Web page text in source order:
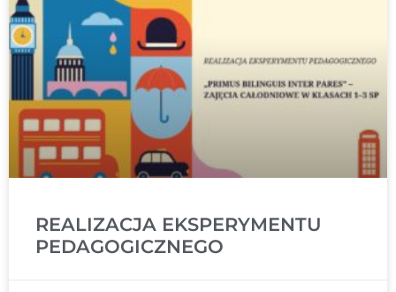
REALIZACJA EKSPERYMENTU
PEDAGOGICZNEGO